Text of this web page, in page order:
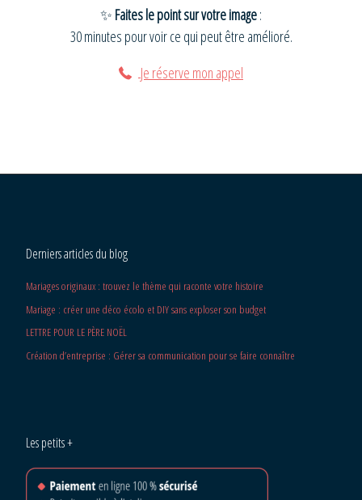
✨ Faites le point sur votre image:
30 minutes pour voir ce qui peut être amélioré.
Je réserve mon appel
Derniers articles du blog
Mariages originaux : trouvez le thème qui raconte votre histoire
Mariage : créer une déco écolo et DIY sans exploser son budget
LETTRE POUR LE PÈRE NOËL
Création d’entreprise : Gérer sa communication pour se faire connaître
Les petits +